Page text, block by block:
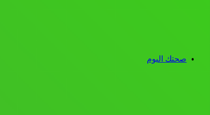
صحتك اليوم